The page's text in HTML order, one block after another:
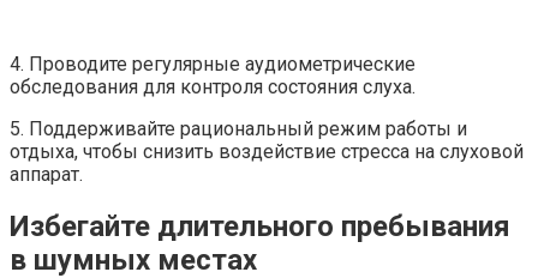
4. Проводите регулярные аудиометрические
обследования для контроля состояния слуха.
5. Поддерживайте рациональный режим работы и
отдыха, чтобы снизить воздействие стресса на слуховой
аппарат.
Избегайте длительного пребывания
в шумных местах